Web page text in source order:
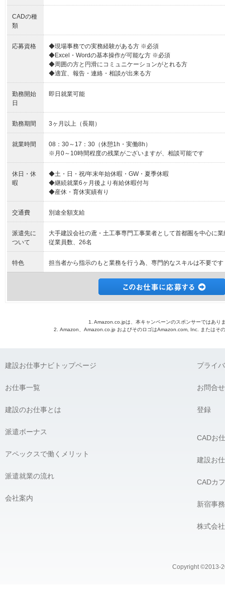
CADの種
類
応募資格
◆現場事務での実務経験がある方 ※必須
◆Excel・Wordの基本操作が可能な方 ※必須
◆周囲の方と円滑にコミュニケーションがとれる方
◆適宜、報告・連絡・相談が出来る方
勤務開始
日
即日就業可能
勤務期間 3ヶ月以上（長期）
就業時間
08：30～17：30（休憩1h・実働8h）
※月0～10時間程度の残業がございますが、相談可能です
休日・休
暇
◆土・日・祝/年末年始休暇・GW・夏季休暇
◆継続就業6ヶ月後より有給休暇付与
◆産休・育休実績有り
交通費 別途全額支給
派遣先に
ついて
大手建設会社の鳶・土工事専門工事業者として首都圏を中心に
従業員数、26名
特色 担当者から指示のもと業務を行う為、専門的なスキルは不要です
1. Amazon.co.jpは、本キャンペーンのスポンサーではあり
2. Amazon、Amazon.co.jp およびそのロゴはAmazon.com, Inc. またはそ
建設お仕事ナビトップページ
お仕事一覧
建設のお仕事とは
派遣ボーナス
アペックスで働くメリット
派遣就業の流れ
会社案内
プライ
お問合せ
登録
CADお
建設お
CADカ
新宿事
株式会
Copyright ©2013-